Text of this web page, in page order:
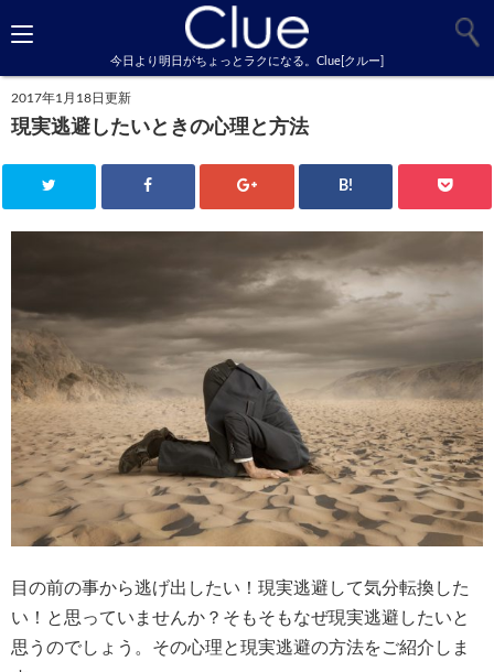
今日より明日がちょっとラクになる。Clue[クルー]
2017年1月18日更新
現実逃避したいときの心理と方法
B!
目の前の事から逃げ出したい！現実逃避して気分転換した
い！と思っていませんか？そもそもなぜ現実逃避したいと
思うのでしょう。その心理と現実逃避の方法をご紹介しま